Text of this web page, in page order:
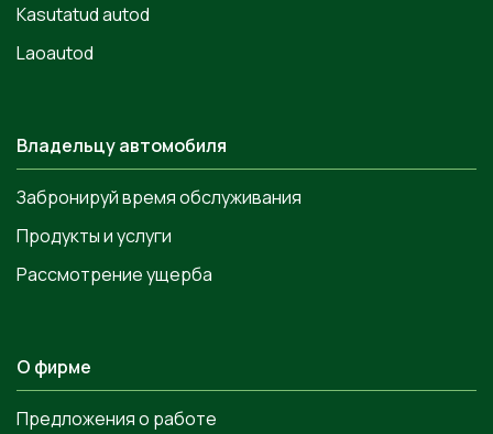
Kasutatud autod
Laoautod
Владельцу автомобиля
Забронируй время обслуживания
Продукты и услуги
Рассмотрение ущерба
О фирме
Предложения о работе